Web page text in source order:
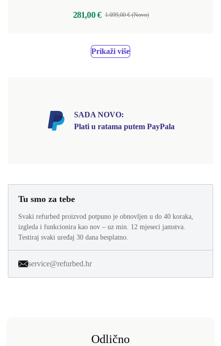
281,00 € 1.099,00 € (Novo)
Prikaži više
SADA NOVO:
Plati u ratama putem PayPala
Tu smo za tebe
Svaki refurbed proizvod potpuno je obnovljen u do 40 koraka,
izgleda i funkcionira kao nov – uz min. 12 mjeseci jamstva.
Testiraj svaki uređaj 30 dana besplatno.
service@refurbed.hr
Odlično